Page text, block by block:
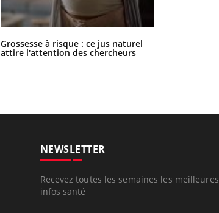
Grossesse à risque : ce jus naturel
attire l'attention des chercheurs
NEWSLETTER
Recevez toutes les semaines les meilleures
infos santé